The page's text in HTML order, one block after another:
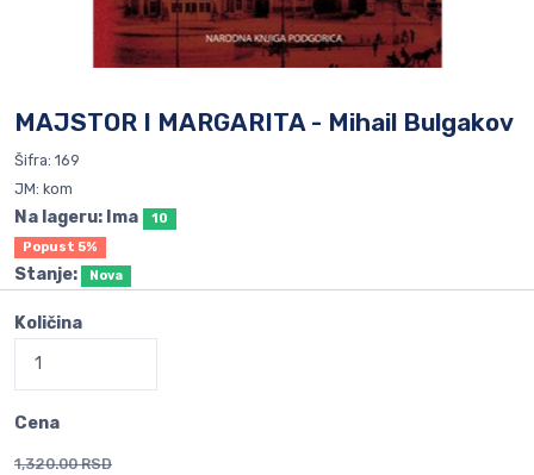
MAJSTOR I MARGARITA - Mihail Bulgakov
Šifra: 169
JM: kom
Na lageru: Ima
10
Popust 5%
Stanje: Nova
Količina
Cena
1,320.00 RSD